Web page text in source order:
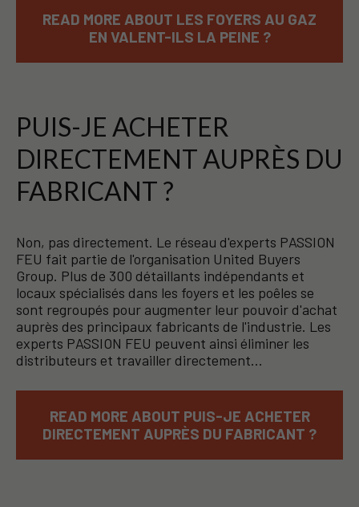
READ MORE ABOUT LES FOYERS AU GAZ
EN VALENT-ILS LA PEINE ?
PUIS-JE ACHETER
DIRECTEMENT AUPRÈS DU
FABRICANT ?
Non, pas directement. Le réseau d'experts PASSION
FEU fait partie de l'organisation United Buyers
Group. Plus de 300 détaillants indépendants et
locaux spécialisés dans les foyers et les poêles se
sont regroupés pour augmenter leur pouvoir d'achat
auprès des principaux fabricants de l'industrie. Les
experts PASSION FEU peuvent ainsi éliminer les
distributeurs et travailler directement…
READ MORE ABOUT PUIS-JE ACHETER
DIRECTEMENT AUPRÈS DU FABRICANT ?